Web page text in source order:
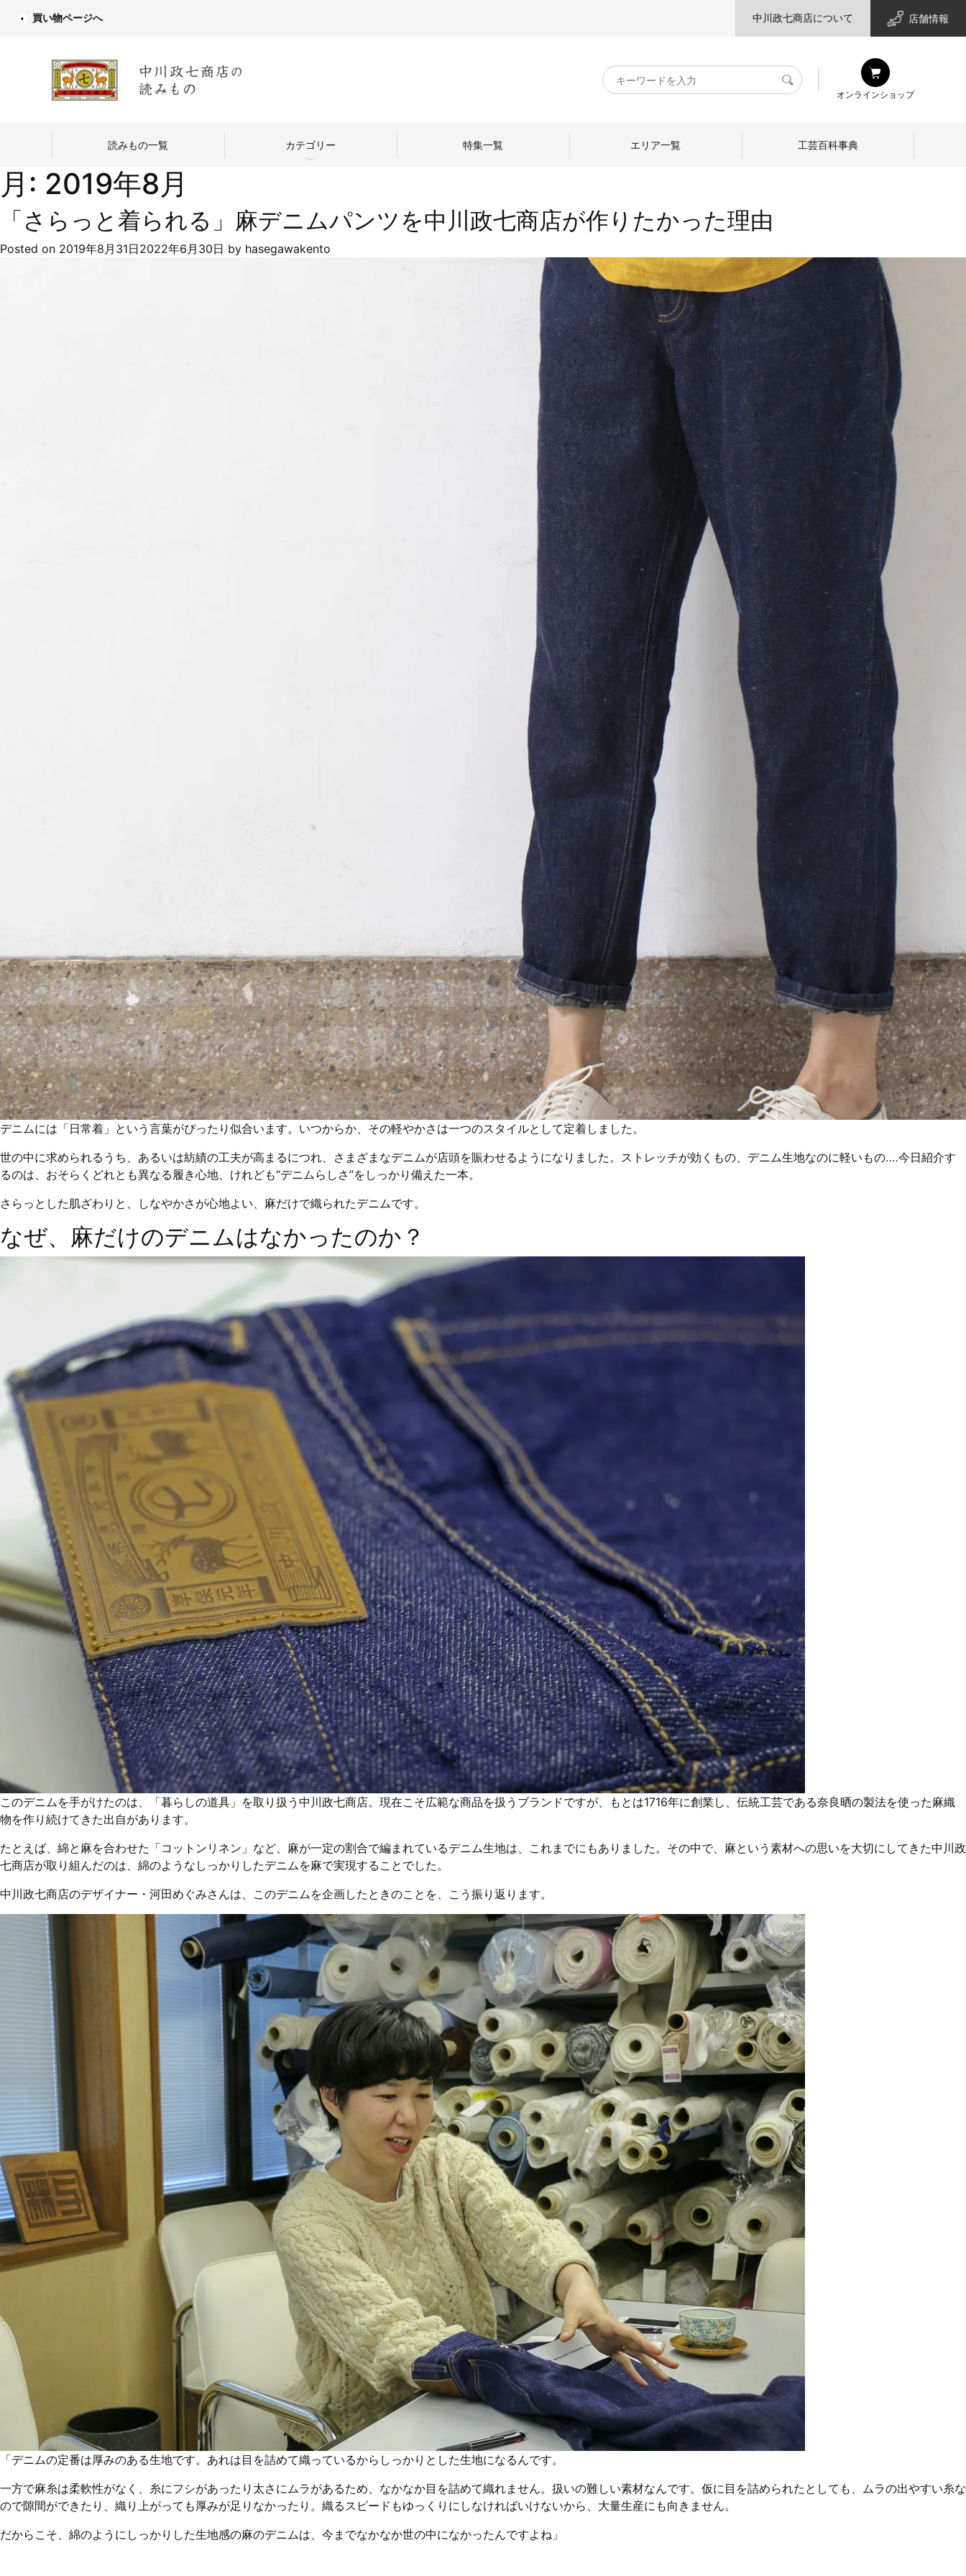
買い物ページへ 中川政七商店について 店舗情報
キ
ー
検
オンラインショップ
読みもの一覧 カテゴリー
中川政七商店のものづくり
ひとを訪ねて
特集一覧 エリア一覧 工芸百科事典
月: 2019年8月
「さらっと着られる」麻デニムパンツを中川政七商店が作りたかった理由
Posted on 2019年8月31日2022年6月30日 by hasegawakento
デニムには「日常着」という言葉がぴったり似合います。いつからか、その軽やかさは一つのスタイルとして定着しました。
世の中に求められるうち、あるいは紡績の工夫が高まるにつれ、さまざまなデニムが店頭を賑わせるようになりました。ストレッチが効くもの、デニム生地なのに軽いもの‥‥今日紹介す
るのは、おそらくどれとも異なる履き心地、けれども“デニムらしさ”をしっかり備えた一本。
さらっとした肌ざわりと、しなやかさが心地よい、麻だけで織られたデニムです。
なぜ、麻だけのデニムはなかったのか？
このデニムを手がけたのは、「暮らしの道具」を取り扱う中川政七商店。現在こそ広範な商品を扱うブランドですが、もとは1716年に創業し、伝統工芸である奈良晒の製法を使った麻織
物を作り続けてきた出自があります。
たとえば、綿と麻を合わせた「コットンリネン」など、麻が一定の割合で編まれているデニム生地は、これまでにもありました。その中で、麻という素材への思いを大切にしてきた中川政
七商店が取り組んだのは、綿のようなしっかりしたデニムを麻で実現することでした。
中川政七商店のデザイナー・河田めぐみさんは、このデニムを企画したときのことを、こう振り返ります。
「デニムの定番は厚みのある生地です。あれは目を詰めて織っているからしっかりとした生地になるんです。
一方で麻糸は柔軟性がなく、糸にフシがあったり太さにムラがあるため、なかなか目を詰めて織れません。扱いの難しい素材なんです。仮に目を詰められたとしても、ムラの出やすい糸な
ので隙間ができたり、織り上がっても厚みが足りなかったり。織るスピードもゆっくりにしなければいけないから、大量生産にも向きません。
だからこそ、綿のようにしっかりした生地感の麻のデニムは、今までなかなか世の中になかったんですよね」